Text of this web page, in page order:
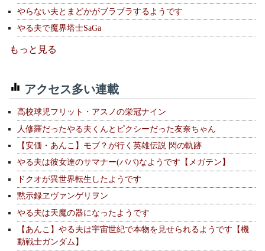
やらない夫とまどかがブラブラするようです
やる夫で魔界塔士SaGa
もっと見る
アクセス多い連載
高校球児フリット・アスノの栄冠ナイン
人修羅だったやる夫くんとピクシーだった友奈ちゃん
【安価・あんこ】モブ？が行く英雄伝説 閃の軌跡
やる夫は彼女達のサマナー(パパ)なようです【メガテン】
ドクオが異世界転生したようです
黙示録ヱヴァンゲリヲン
やる夫は天魔の器になったようです
【あんこ】やる夫は宇宙世紀で本物を見せられるようです【機
動戦士ガンダム】